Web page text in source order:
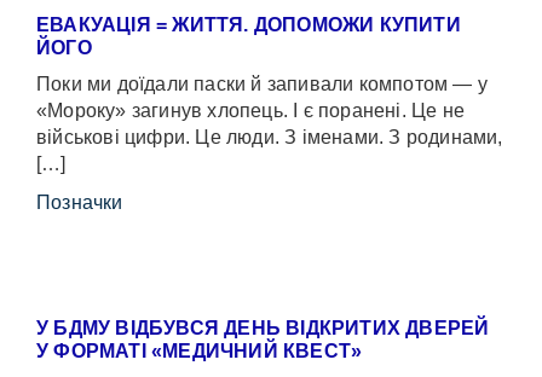
ЕВАКУАЦІЯ = ЖИТТЯ. ДОПОМОЖИ КУПИТИ
ЙОГО
Поки ми доїдали паски й запивали компотом — у
«Мороку» загинув хлопець. І є поранені. Це не
військові цифри. Це люди. З іменами. З родинами,
[…]
Позначки
У БДМУ ВІДБУВСЯ ДЕНЬ ВІДКРИТИХ ДВЕРЕЙ
У ФОРМАТІ «МЕДИЧНИЙ КВЕСТ»